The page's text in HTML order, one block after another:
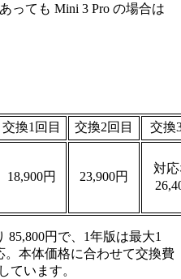
っても Mini 3 Pro の場合は
交換1回目 交換2回目 交換
18,900円 23,900円
対
85,800円で、1年版は最大1
。本体価格に合わせて交換費
ています。